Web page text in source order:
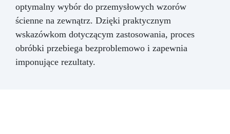
optymalny wybór do przemysłowych wzorów
ścienne na zewnątrz. Dzięki praktycznym
wskazówkom dotyczącym zastosowania, proces
obróbki przebiega bezproblemowo i zapewnia
imponujące rezultaty.